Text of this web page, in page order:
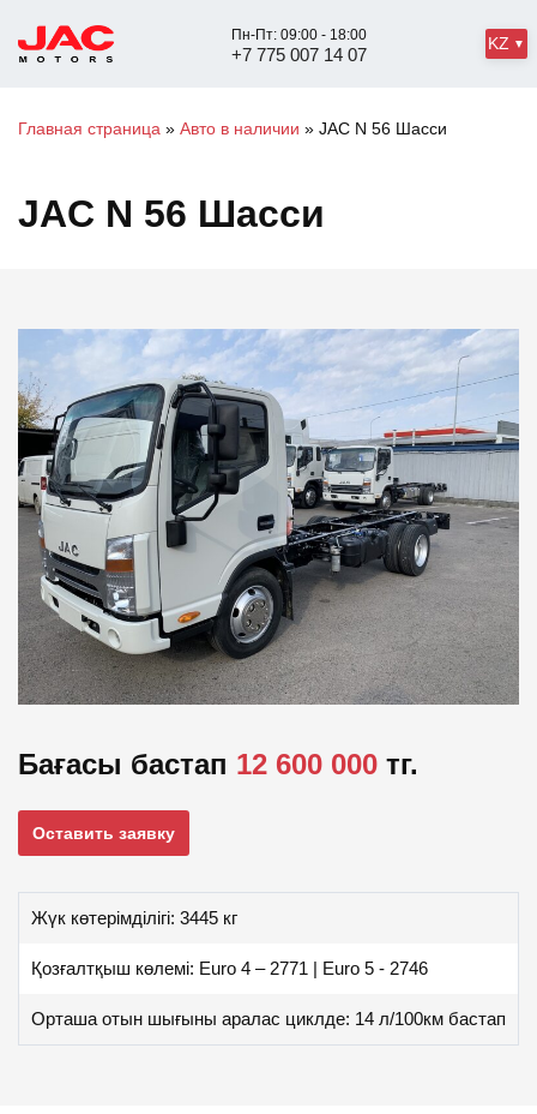
Пн-Пт: 09:00 - 18:00
+7 775 007 14 07
KZ
Главная страница » Авто в наличии » JAC N 56 Шасси
JAC N 56 Шасси
Бағасы бастап 12 600 000 тг.
Оставить заявку
Жүк көтерімділігі: 3445 кг
Қозғалтқыш көлемі: Euro 4 – 2771 | Euro 5 - 2746
Орташа отын шығыны аралас циклде: 14 л/100км бастап